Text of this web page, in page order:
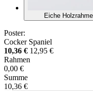
Eiche
Poster:
Cocker Spaniel
10,36 € 12,95 €
Rahmen
0,00 €
Summe
10,36 €